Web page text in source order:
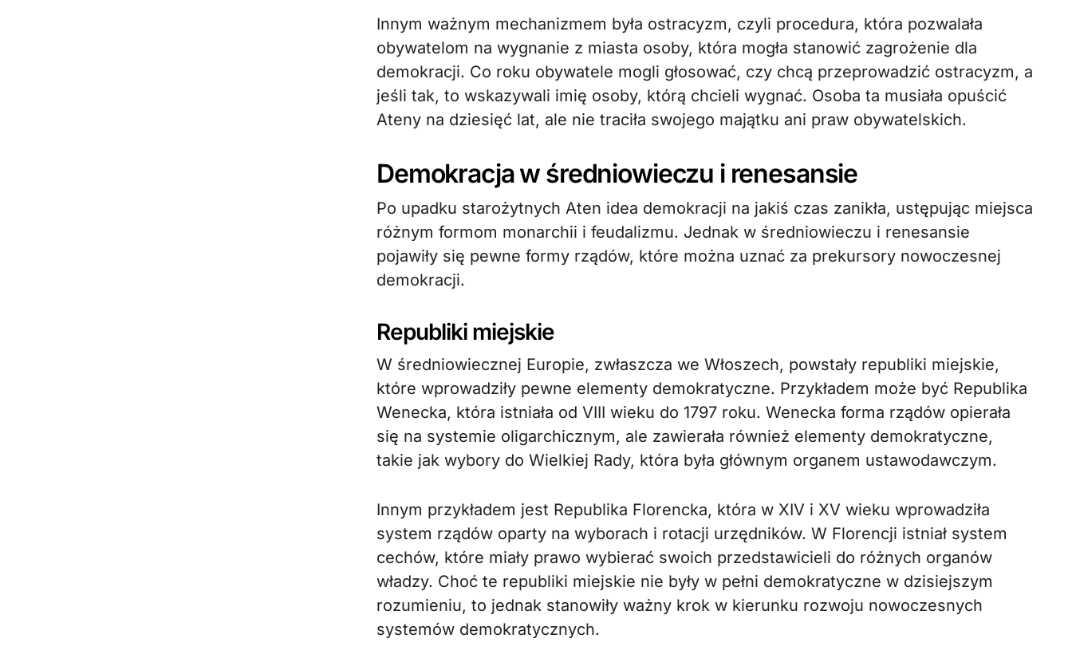
Innym ważnym mechanizmem była ostracyzm, czyli procedura, która pozwalała
obywatelom na wygnanie z miasta osoby, która mogła stanowić zagrożenie dla
demokracji. Co roku obywatele mogli głosować, czy chcą przeprowadzić ostracyzm, a
jeśli tak, to wskazywali imię osoby, którą chcieli wygnać. Osoba ta musiała opuścić
Ateny na dziesięć lat, ale nie traciła swojego majątku ani praw obywatelskich.
Demokracja w średniowieczu i renesansie
Po upadku starożytnych Aten idea demokracji na jakiś czas zanikła, ustępując miejsca
różnym formom monarchii i feudalizmu. Jednak w średniowieczu i renesansie
pojawiły się pewne formy rządów, które można uznać za prekursory nowoczesnej
demokracji.
Republiki miejskie
W średniowiecznej Europie, zwłaszcza we Włoszech, powstały republiki miejskie,
które wprowadziły pewne elementy demokratyczne. Przykładem może być Republika
Wenecka, która istniała od VIII wieku do 1797 roku. Wenecka forma rządów opierała
się na systemie oligarchicznym, ale zawierała również elementy demokratyczne,
takie jak wybory do Wielkiej Rady, która była głównym organem ustawodawczym.
Innym przykładem jest Republika Florencka, która w XIV i XV wieku wprowadziła
system rządów oparty na wyborach i rotacji urzędników. W Florencji istniał system
cechów, które miały prawo wybierać swoich przedstawicieli do różnych organów
władzy. Choć te republiki miejskie nie były w pełni demokratyczne w dzisiejszym
rozumieniu, to jednak stanowiły ważny krok w kierunku rozwoju nowoczesnych
systemów demokratycznych.